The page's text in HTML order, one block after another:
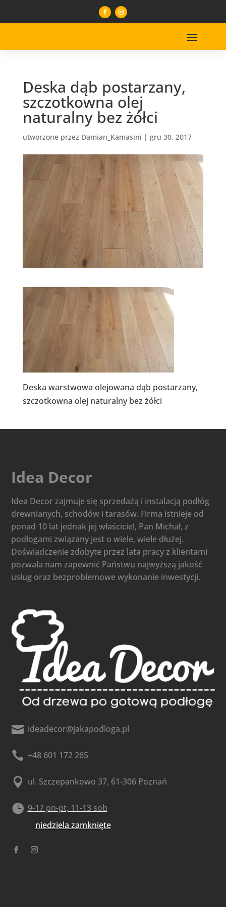
Deska dąb postarzany,
szczotkowna olej
naturalny bez żółci
utworzone przez Damian_Kamasini | gru 30, 2017
Deska warstwowa olejowana dąb postarzany,
szczotkowna olej naturalny bez żółci
Idea Decor
Idea Decor zajmuje się sprzedażą i instalacją podłóg
drewnianych, schodów i tarasów. Firma istnieje od
ponad 10 lat jednak jej właściciel, Pan Michał, z
podłogami związany jest o wiele, wiele dłużej.
Doświadczenie zdobyte przez lata pracy z klientami
pozwala nam zapewnić Państwu najwyższą jakość
usług oraz bezproblemowe wykonanie inwestycji.
 ideadecor@jakapodloga.pl
 +48 601 172 265
 ul. Szczepankowo 37, 61-306 Poznań
 9-17 pn-pt, 11-13 sob
niedziela zamknięte